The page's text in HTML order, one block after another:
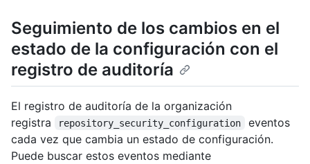
Seguimiento de los cambios en el
estado de la configuración con el
registro de auditoría
El registro de auditoría de la organización
registra
repository_security_configuration
eventos
cada vez que cambia un estado de configuración.
Puede buscar estos eventos mediante